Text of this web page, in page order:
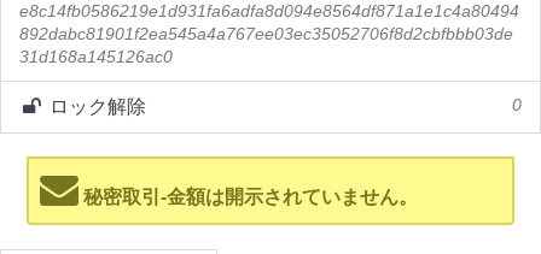
e8c14fb0586219e1d931fa6adfa8d094e8564df871a1e1c4a80494
892dabc81901f2ea545a4a767ee03ec35052706f8d2cbfbbb03de
31d168a145126ac0
ロック解除 0
秘密取引-金額は開示されていません。